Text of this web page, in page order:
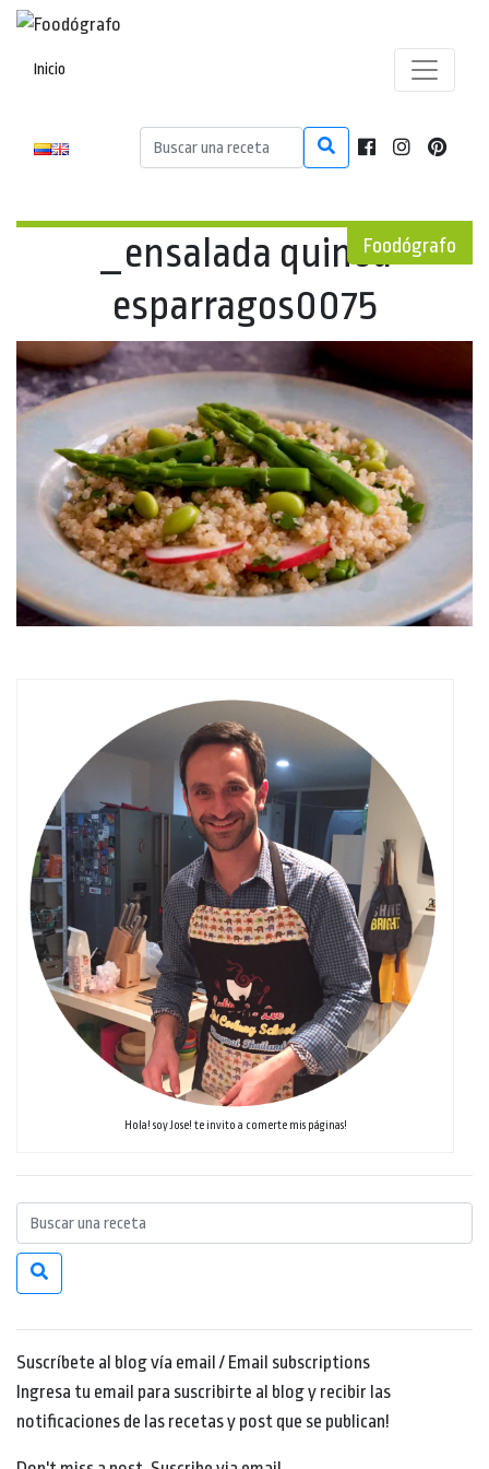
Inicio
Foodógrafo
_ensalada quinoa
esparragos0075
Hola! soy Jose! te invito a comerte mis páginas!
Suscríbete al blog vía email / Email subscriptions
Ingresa tu email para suscribirte al blog y recibir las
notificaciones de las recetas y post que se publican!